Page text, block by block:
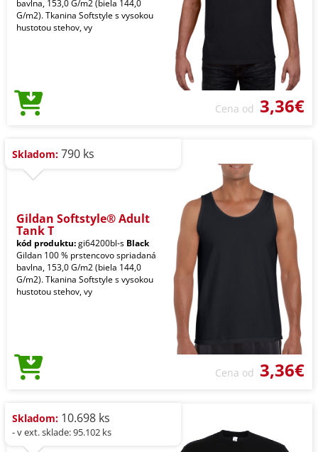
bavlna, 153,0 G/m2 (biela 144,0
G/m2). Tkanina Softstyle s vysokou
hustotou stehov, vy
Cena od 3,36€
Skladom: 790 ks
Gildan Softstyle® Adult
Tank T
kód produktu:gi64200bl-s Black
Gildan 100 % prstencovo spriadaná
bavlna, 153,0 G/m2 (biela 144,0
G/m2). Tkanina Softstyle s vysokou
hustotou stehov, vy
Cena od 3,36€
Skladom: 10.698 ks
- v ext. sklade: 95.102 ks